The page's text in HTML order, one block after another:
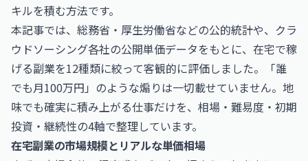
キルを積む方法です。
本記事では、総務省・厚生労働省などの公的統計や、クラ
ウドソーシング各社の公開単価データをもとに、在宅で稼
げる副業を12種類に絞って客観的に評価しました。「誰
でも月100万円」のような煽りは一切載せていません。地
味でも確実に積み上がる仕事だけを、相場・難易度・初期
投資・継続性の4軸で整理しています。
在宅副業の市場規模とリアルな単価相場